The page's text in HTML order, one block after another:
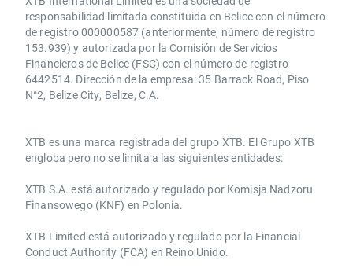
responsabilidad limitada constituida en Belice con el número
de registro 000000587 (anteriormente, número de registro
153.939) y autorizada por la Comisión de Servicios
Financieros de Belice (FSC) con el número de registro
6442514. Dirección de la empresa: 35 Barrack Road, Piso
N°2, Belize City, Belize, C.A.
​​XTB es una marca registrada del grupo XTB. El Grupo XTB
engloba pero no se limita a las siguientes entidades:
XTB S.A.​ está autorizado y regulado por Komisja Nadzoru
Finansowego (KNF) ​en Polonia.
XTB Limited ​está autorizado y regulado por la ​Financial
Conduct Authority ​(FCA) en ​​Reino Unido.